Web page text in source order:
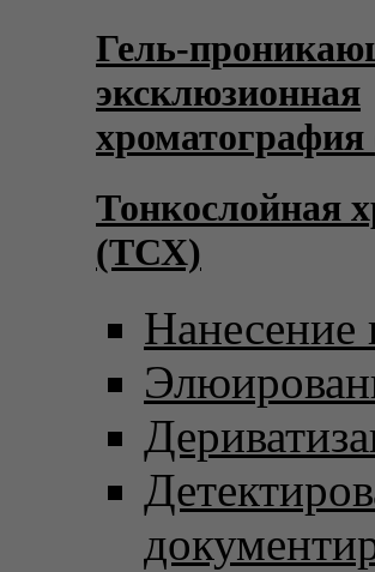
Гель-
эксклюзионная
Тонкослойная
(ТСХ)